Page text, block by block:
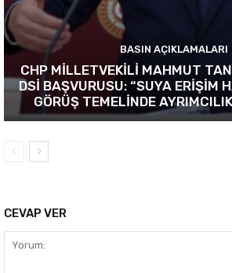
BASIN AÇIKLAMALARI
CHP MİLLETVEKİLİ MAHMUT
DSİ BAŞVURUSU: “SUYA ERİŞİM
GÖRÜŞ TEMELİNDE
CEVAP VER